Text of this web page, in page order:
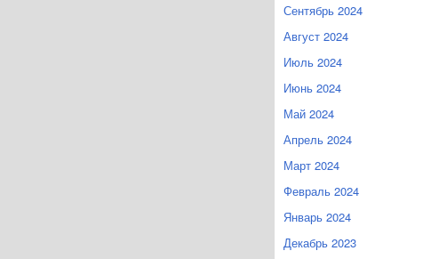
Сентябрь 2024
Август 2024
Июль 2024
Июнь 2024
Май 2024
Апрель 2024
Март 2024
Февраль 2024
Январь 2024
Декабрь 2023